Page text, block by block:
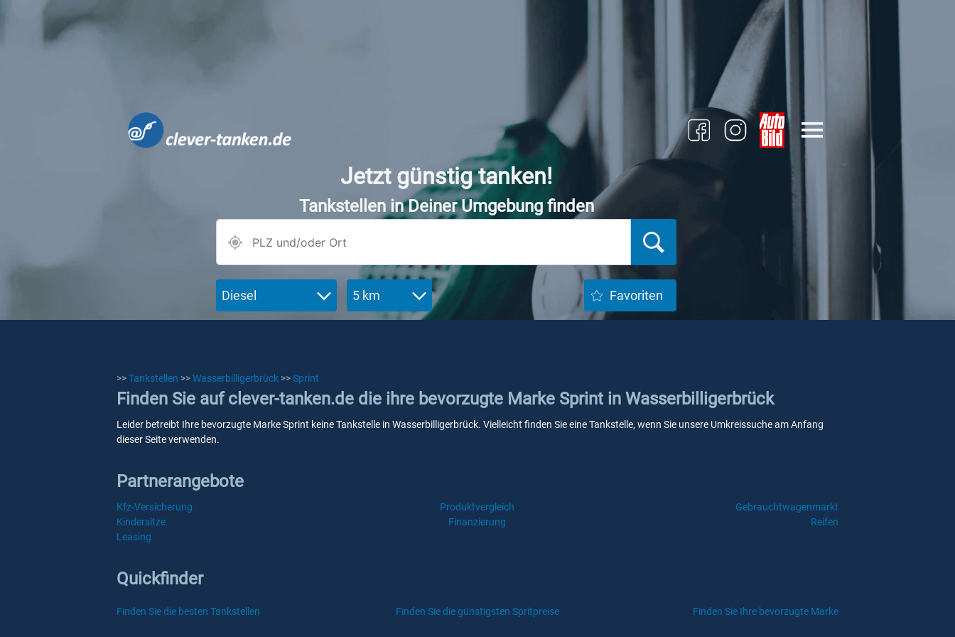
Jetzt günstig tanken!
Tankstellen in Deiner Umgebung finden
Diesel 5 km Favoriten
>>Tankstellen >>Wasserbilligerbrück >>Sprint
Finden Sie auf clever-tanken.de die ihre bevorzugte Marke Sprint in Wasserbilligerbrück
Leider betreibt Ihre bevorzugte Marke Sprint keine Tankstelle in Wasserbilligerbrück. Vielleicht finden Sie eine Tankstelle, wenn Sie unsere Umkreissuche am Anfang
dieser Seite verwenden.
Partnerangebote
Kfz-Versicherung Produktvergleich
Gebrauchtwagenmarkt
Kindersitze
Finanzierung
Reifen
Leasing
Quickfinder
Finden Sie die besten Tankstellen Finden Sie die günstigsten Spritpreise Finden Sie Ihre bevorzugte Marke